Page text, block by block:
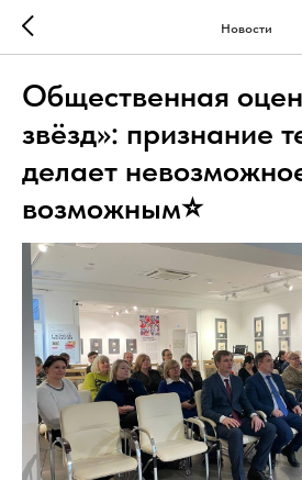
Новости
Общественная
звёзд»: признание
делает
возможным⭐